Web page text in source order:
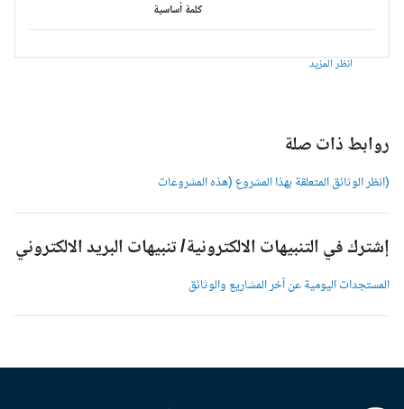
كلمة أساسية
انظر المزيد
روابط ذات صلة
(انظر الوثائق المتعلقة بهذا المشروع (هذه المشروعات
إشترك في التنبيهات الالكترونية/ تنبيهات البريد الالكتروني
المستجدات اليومية عن آخر المشاريع والوثائق